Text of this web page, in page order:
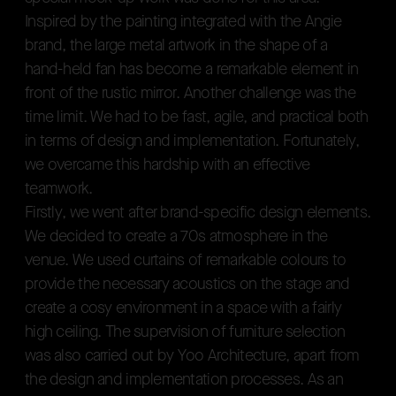
nspired by the painting integrated with the Angie
brand, the arge metal artwork in the shape of a
hand-held fan has become a remarkable element in
front of the rustic mirror. Another chal enge was the
time imit. We had to be fast, agi e, and practica both
in terms of design and imp ementation. Fortunatey,
we overcame this hardship with an effective
teamwork.
Firsty, we went after brand-specific design elements.
We decided to create a 70s atmosphere in the
venue. We used curtains of remarkable co ours to
provide the necessary acoustics on the stage and
create a cosy environment in a space with a fairly
high cei ing. The supervision of furniture se ection
was a so carried out by Yoo Architecture, apart from
the design and impementation processes. As an